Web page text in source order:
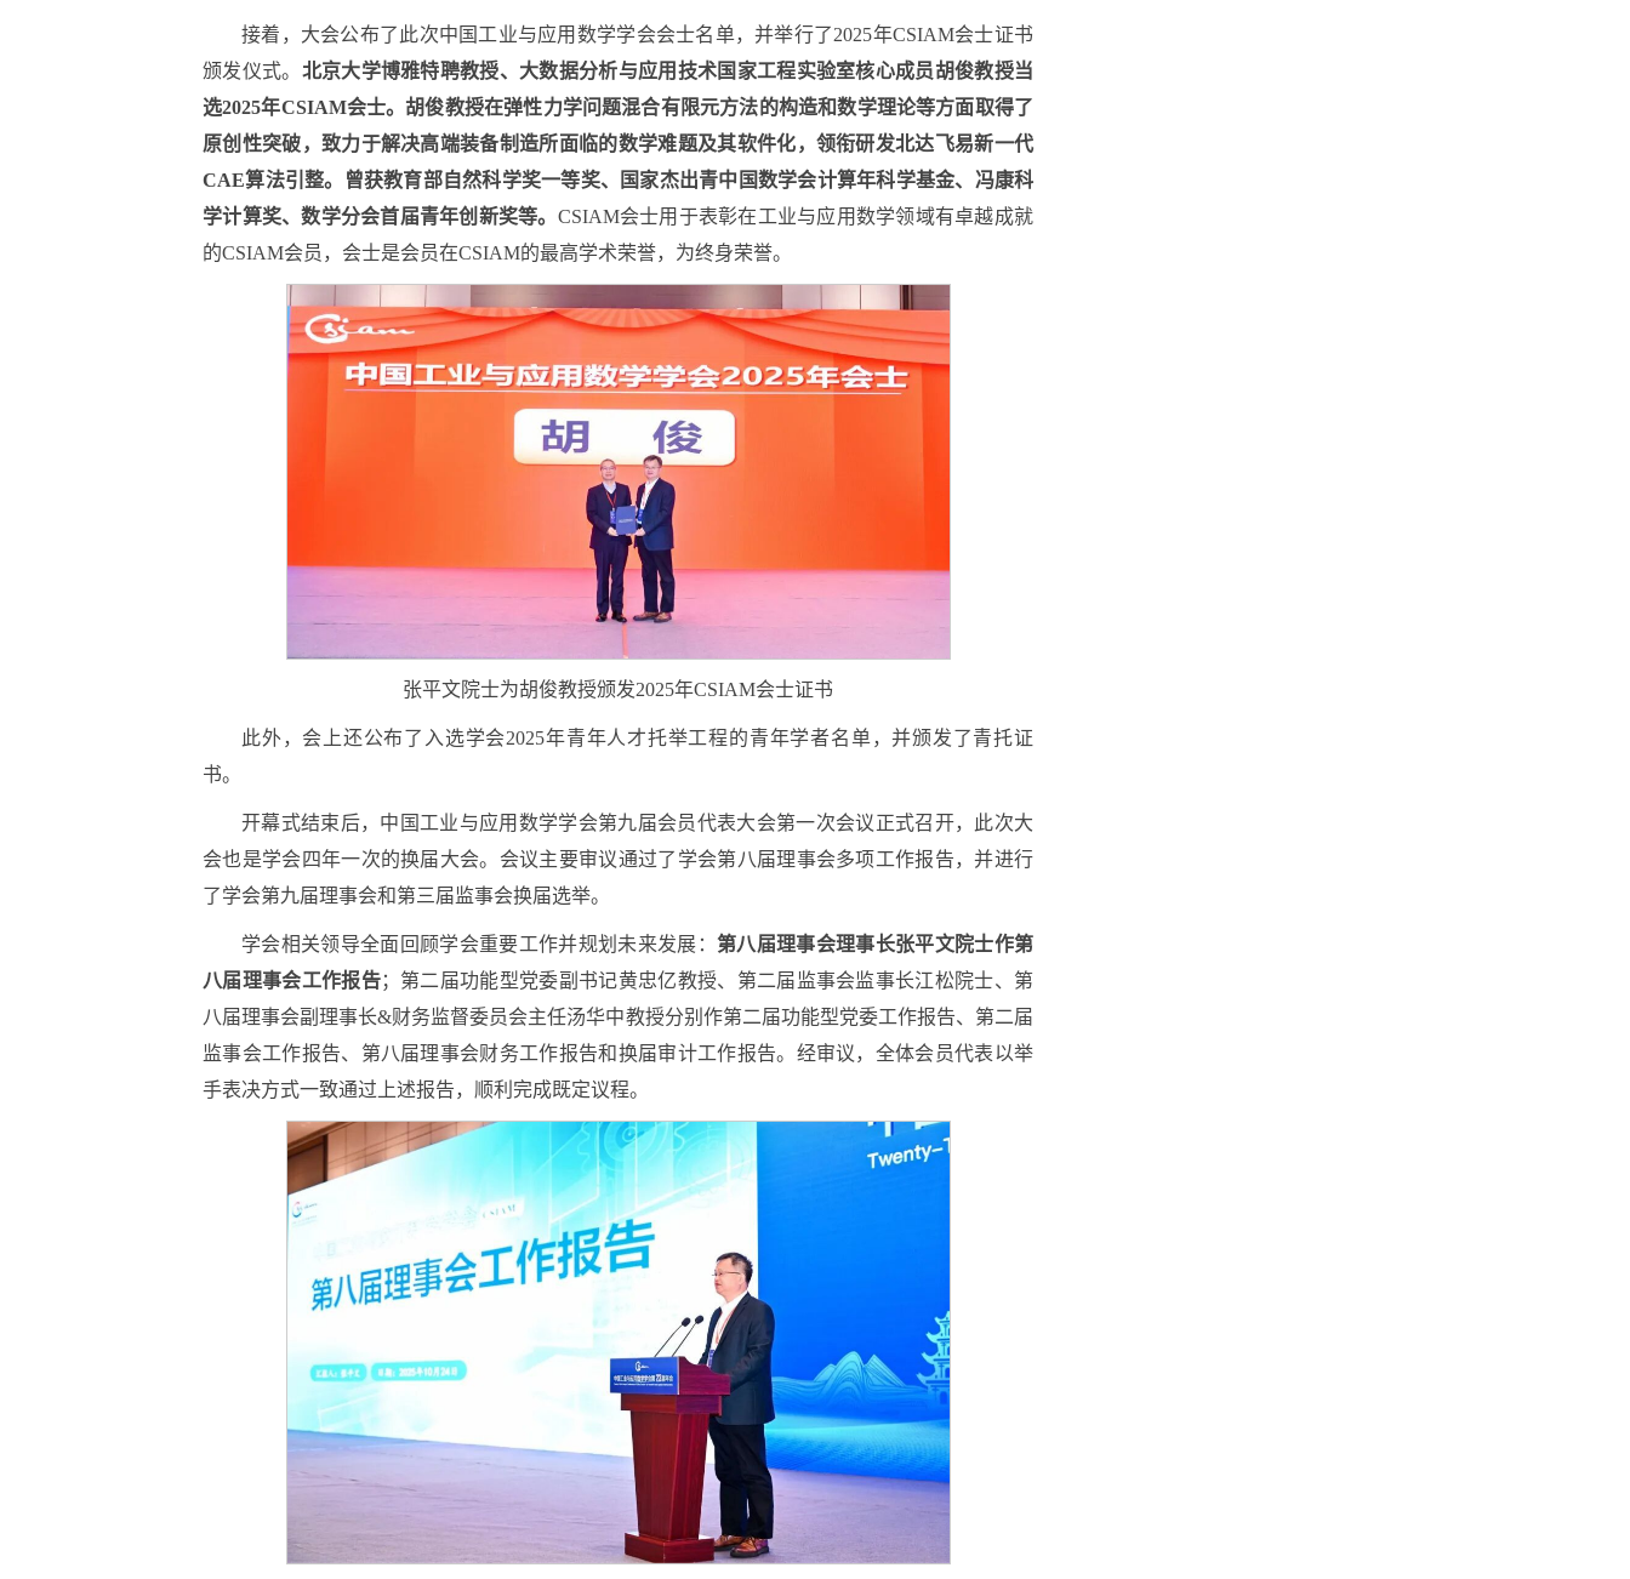
接着，大会公布了此次中国工业与应用数学学会会士名单，并举行了2025年CSIAM会士证书
颁发仪式。 北京大学博雅特聘教授、大数据分析与应用技术国家工程实验室核心成员胡俊教授当
选2025年CSIAM会士。胡俊教授在弹性力学问题混合有限元方法的构造和数学理论等方面取得了
原创性突破，致力于解决高端装备制造所面临的数学难题及其软件化，领衔研发北达飞易新一代
CAE算法引整。曾获教育部自然科学奖一等奖、国家杰出青中国数学会计算年科学基金、冯康科
学计算奖、数学分会首届青年创新奖等。 CSIAM会士用于表彰在工业与应用数学领域有卓越成就
的CSIAM会员，会士是会员在CSIAM的最高学术荣誉，为终身荣誉。
张平文院士为胡俊教授颁发2025年CSIAM会士证书
此外，会上还公布了入选学会2025年青年人才托举工程的青年学者名单，并颁发了青托证
书。
开幕式结束后，中国工业与应用数学学会第九届会员代表大会第一次会议正式召开，此次大
会也是学会四年一次的换届大会。会议主要审议通过了学会第八届理事会多项工作报告，并进行
了学会第九届理事会和第三届监事会换届选举。
学会相关领导全面回顾学会重要工作并规划未来发展： 第八届理事会理事长张平文院士作第
八届理事会工作报告；第二届功能型党委副书记黄忠亿教授、第二届监事会监事长江松院士、第
八届理事会副理事长&财务监督委员会主任汤华中教授分别作第二届功能型党委工作报告、第二届
监事会工作报告、第八届理事会财务工作报告和换届审计工作报告。经审议，全体会员代表以举
手表决方式一致通过上述报告，顺利完成既定议程。